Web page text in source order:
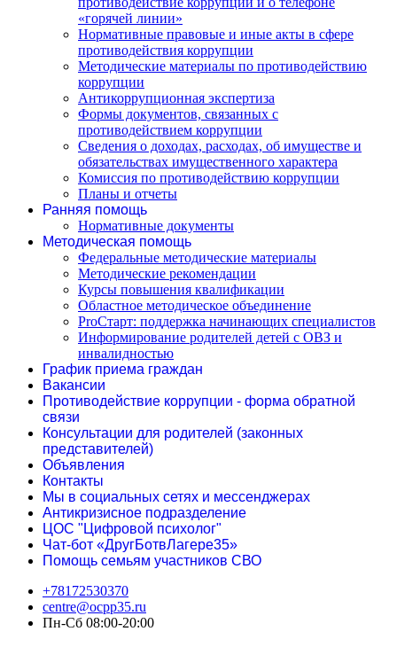
«горячей линии»
Нормативные правовые и иные акты в сфере
противодействия коррупции
Методические материалы по противодействию
коррупции
Антикоррупционная экспертиза
Формы документов, связанных с
противодействием коррупции
Сведения о доходах, расходах, об имуществе и
обязательствах имущественного характера
Комиссия по противодействию коррупции
Планы и отчеты
Ранняя помощь
Нормативные документы
Методическая помощь
Федеральные методические материалы
Методические рекомендации
Курсы повышения квалификации
Областное методическое объединение
ProСтарт: поддержка начинающих специалистов
Информирование родителей детей с ОВЗ и
инвалидностью
График приема граждан
Вакансии
Противодействие коррупции - форма обратной
связи
Консультации для родителей (законных
представителей)
Объявления
Контакты
Мы в социальных сетях и мессенджерах
Антикризисное подразделение
ЦОС "Цифровой психолог"
Чат-бот «ДругБотвЛагере35»
Помощь семьям участников СВО
+78172530370
centre@ocpp35.ru
Пн-Сб 08:00-20:00